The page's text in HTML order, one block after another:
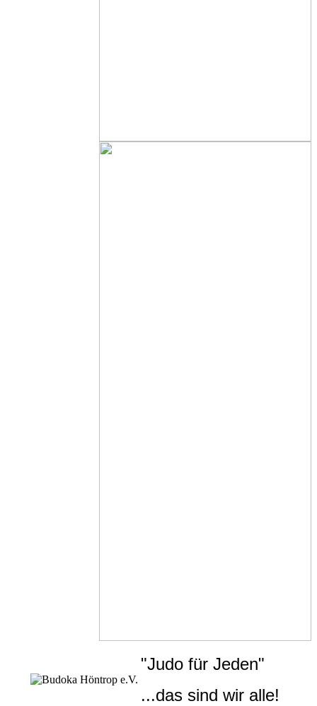
"Judo für Jeden"
...das sind wir alle!